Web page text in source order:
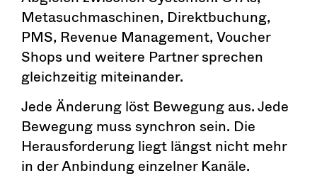
Metasuchmaschinen, Direktbuchung,
PMS, Revenue Management, Voucher
Shops und weitere Partner sprechen
gleichzeitig miteinander.
Jede Änderung löst Bewegung aus. Jede
Bewegung muss synchron sein. Die
Herausforderung liegt längst nicht mehr
in der Anbindung einzelner Kanäle.